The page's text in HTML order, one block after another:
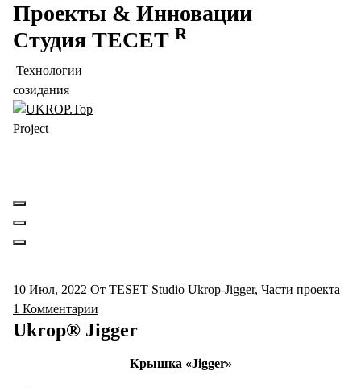
Перейти
содержимому
Проекты & Инновации
Студия ТЕСЕТ R
Технологии
созидания
10 Июл, 2022 От TESET Studio Ukrop-Jigger, Части проекта
1 Комментарии
Ukrop® Jigger
Крышка «Jigger»